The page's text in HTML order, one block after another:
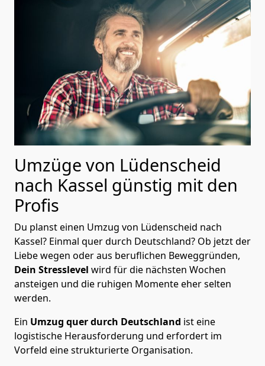
Umzüge von Lüdenscheid
nach Kassel günstig mit den
Profis
Du planst einen Umzug von Lüdenscheid nach
Kassel? Einmal quer durch Deutschland? Ob jetzt der
Liebe wegen oder aus beruflichen Beweggründen,
Dein Stresslevel wird für die nächsten Wochen
ansteigen und die ruhigen Momente eher selten
werden.
Ein Umzug quer durch Deutschland ist eine
logistische Herausforderung und erfordert im
Vorfeld eine strukturierte Organisation.